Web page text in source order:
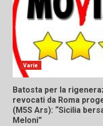
Varie
Batosta per la
revocati da Roma
(M5S Ars): “Sicilia
Meloni”